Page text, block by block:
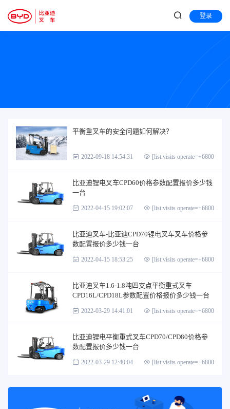
登录
平衡重叉车的安全问题如何解决？
2022-09-18 14:54:31 [list:visits operate=+6800]
比亚迪锂电叉车CPD60价格参数配置报价多少钱
一台
2022-04-15 19:02:07 [list:visits operate=+6800]
比亚迪叉车-比亚迪CPD70锂电叉车叉车价格参
数配置报价多少钱一台
2022-04-15 18:53:25 [list:visits operate=+6800]
比亚迪叉车1.6-1.8吨四支点平衡重式叉车
CPD16L/CPD18L参数配置价格报价多少钱一台
2022-03-29 14:41:01 [list:visits operate=+6800]
比亚迪锂电平衡重式叉车CPD70/CPD80价格参
数配置报价多少钱一台
2022-03-29 12:40:04 [list:visits operate=+6800]